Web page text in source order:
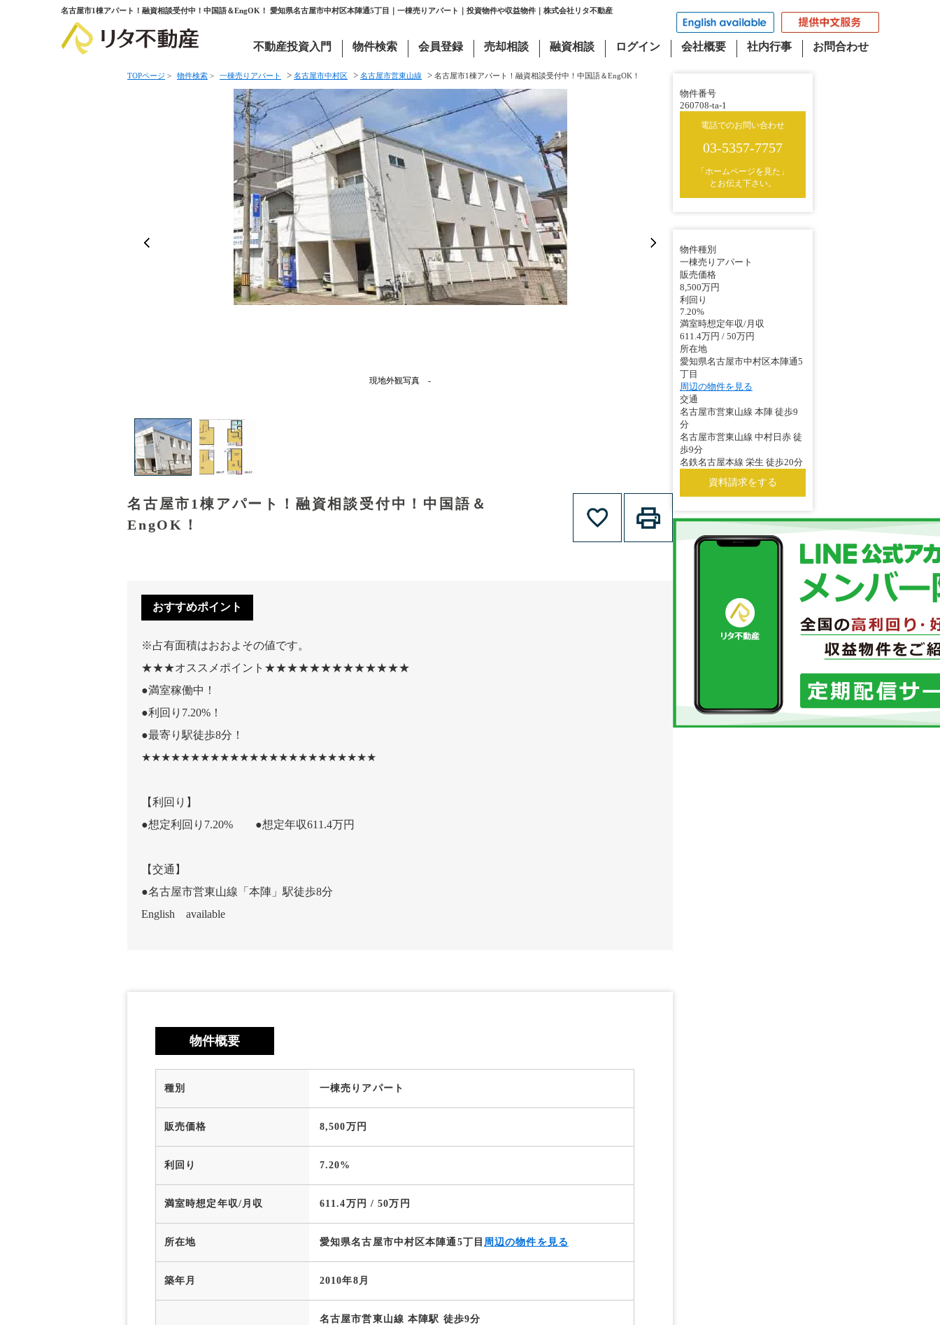
名古屋市1棟アパート！融資相談受付中！中国語＆EngOK！ 愛知県名古屋市中村区本陣通5丁目｜一棟売りアパート｜投資物件や収益物件｜株式会社リタ不動産
不動産投資入門 物件検索 会員登録 売却相談 融資相談 ログイン 会社概要 社内行事 お問合わせ
TOPページ > 物件検索 > 一棟売りアパート > 名古屋市中村区 > 名古屋市営東山線 > 名古屋市1棟アパート！融資相談受付中！中国語＆EngOK！
現地外観写真 -
名古屋市1棟アパート！融資相談受付中！中国語＆
EngOK！
おすすめポイント
※占有面積はおおよその値です。
★★★オススメポイント★★★★★★★★★★★★★
●満室稼働中！
●利回り7.20%！
●最寄り駅徒歩8分！
★★★★★★★★★★★★★★★★★★★★★★★★
【利回り】
●想定利回り7.20% ●想定年収611.4万円
【交通】
●名古屋市営東山線「本陣」駅徒歩8分
English available
物件概要
種別 一棟売りアパート
販売価格 8,500万円
利回り 7.20%
満室時想定年収/月収 611.4万円 / 50万円
所在地 愛知県名古屋市中村区本陣通5丁目 周辺の物件を見る
築年月 2010年8月
名古屋市営東山線 本陣駅 徒歩9分
物件番号
260708-ta-1
電話でのお問い合わせ
03-5357-7757
「ホームページを見た」
とお伝え下さい。
物件種別
一棟売りアパート
販売価格
8,500万円
利回り
7.20%
満室時想定年収/月収
611.4万円 / 50万円
所在地
愛知県名古屋市中村区本陣通5
丁目
周辺の物件を見る
交通
名古屋市営東山線 本陣 徒歩9
分
名古屋市営東山線 中村日赤 徒
歩9分
名鉄名古屋本線 栄生 徒歩20分
資料請求をする